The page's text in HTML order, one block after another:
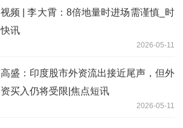
视频 | 李大霄：8倍地量时进场需谨慎_时
快讯
2026-05-11
高盛：印度股市外资流出接近尾声，但外
资买入仍将受限|焦点短讯
2026-05-11